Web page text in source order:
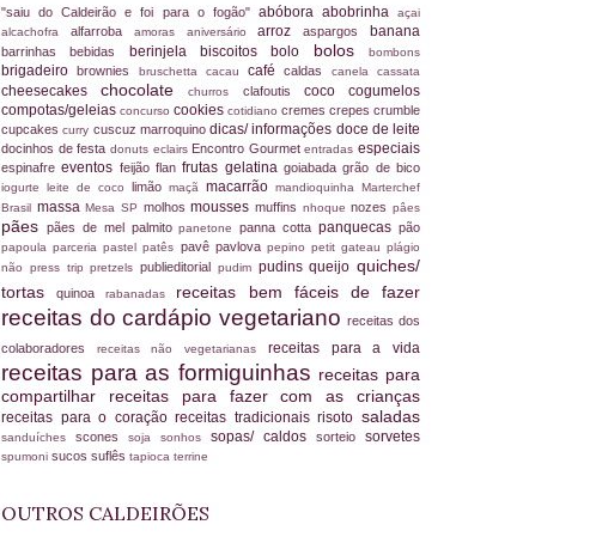
"saiu do Caldeirão e foi para o fogão" abóbora abobrinhaaçai
alcachofra alfarroba amoras aniversárioarrozaspargos banana
barrinhasbebidas berinjela biscoitos bolo bolosbombons
brigadeirobrownies bruschetta cacaucafécaldas canelacassata
cheesecakeschocolatechurros clafoutis cococogumelos
compotas/geleias concurso cookies cotidiano cremes crepes crumble
cupcakescurry cuscuz marroquino dicas/ informações doce de leite
docinhos de festa donuts eclairs Encontro Gourmetentradas especiais
espinafreeventos feijãoflanfrutas gelatinagoiabadagrão de bico
iogurte leite de coco limão maçã macarrão mandioquinha Marterchef
Brasil massaMesa SP molhosmoussesmuffins nhoquenozespâes
pães pães de mel palmitopanetonepanna cottapanquecaspão
papoulaparceriapastelpatês pavê pavlova pepino petit gateauplágio
não press trippretzels publieditorial pudim pudinsqueijo quiches/
tortasquinoarabanadas receitas bem fáceis de fazer
receitas do cardápio vegetarianoreceitas dos
colaboradores receitas não vegetarianas receitas para a vida
receitas para as formiguinhas receitas para
compartilhar receitas para fazer com as crianças
receitas para o coraçãoreceitas tradicionaisrisotosaladas
sanduíches scones soja sonhos sopas/ caldos sorteio sorvetes
spumoni sucos suflês tapioca terrine
OUTROS CALDEIRÕES